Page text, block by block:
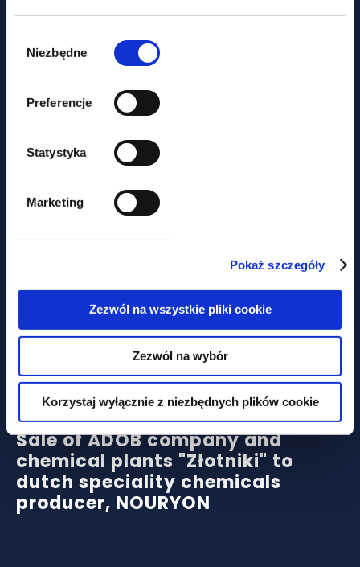
zgody
Niezbędne
Preferencje
Statystyka
Marketing
Pokaż szczegóły
Zezwól na wszystkie pliki cookie
Zezwól na wybór
Korzystaj wyłącznie z niezbędnych plików cookie
Sale of Alumetal shares – tax
advice for major shareholders
Case Study
Sale of ADOB company and
chemical plants "Złotniki" to
dutch speciality chemicals
producer, NOURYON